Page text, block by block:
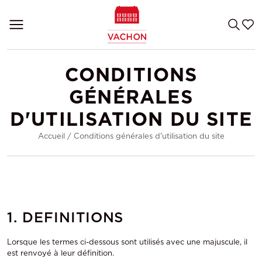
CONDITIONS
GÉNÉRALES
D'UTILISATION DU SITE
Accueil / Conditions générales d'utilisation du site
1. DEFINITIONS
Lorsque les termes ci-dessous sont utilisés avec une majuscule, il
est renvoyé à leur définition.